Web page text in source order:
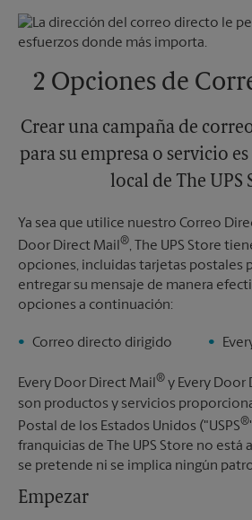
Viernes
5:30 PM
Sábado
4:00 PM
Lunes
5:30 PM
2 Opciones de
Crear una campaña de
para su empresa o servicio
local de The UPS
Ya sea que utilice nuestro Correo
Door Direct Mail®, The UPS Store
opciones, incluidas tarjetas postales
entregar su mensaje de manera
opciones a continuación:
Correo directo dirigido
Every Door Direct Mail® y Every Door
son productos y servicios
Postal de los Estados Unidos ("USPS®
franquicias de The UPS Store no está
se pretende ni se implica ningún
Empezar